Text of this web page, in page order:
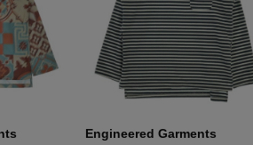
Engineered Garments